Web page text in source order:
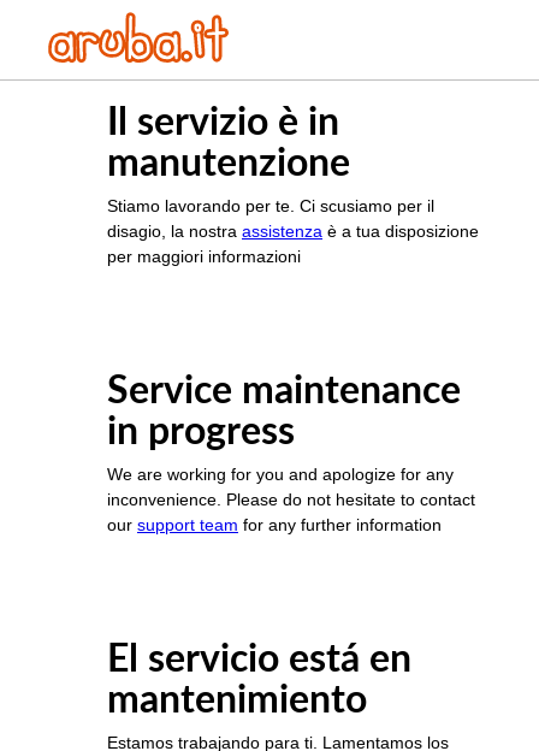
Il servizio è in
manutenzione
Stiamo lavorando per te. Ci scusiamo per il
disagio, la nostra assistenza è a tua disposizione
per maggiori informazioni
Service maintenance
in progress
We are working for you and apologize for any
inconvenience. Please do not hesitate to contact
our support team for any further information
El servicio está en
mantenimiento
Estamos trabajando para ti. Lamentamos los